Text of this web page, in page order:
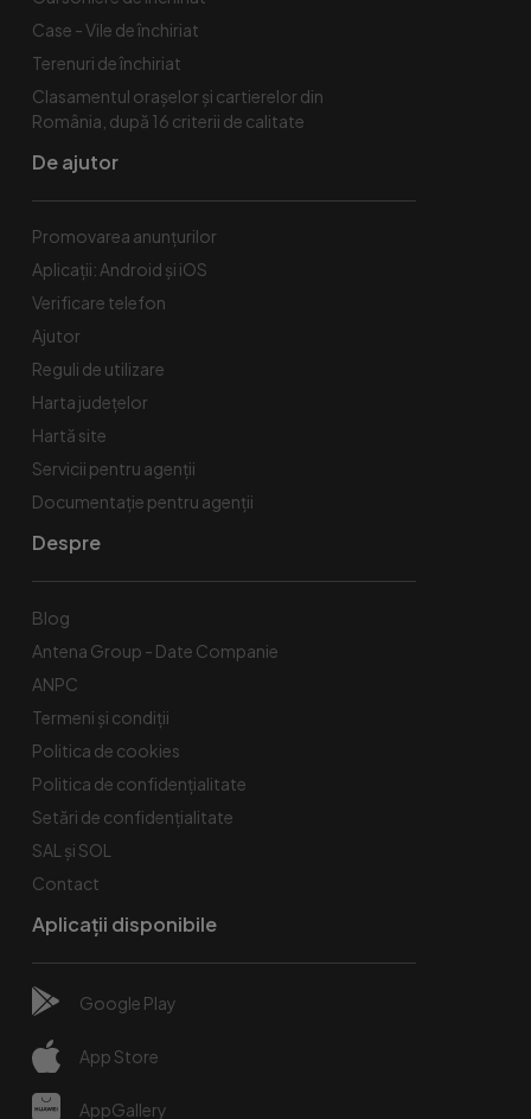
Case - Vile de închiriat
Terenuri de închiriat
Clasamentul orașelor și cartierelor din
România, după 16 criterii de calitate
De ajutor
Promovarea anunțurilor
Aplicații: Android și iOS
Verificare telefon
Ajutor
Reguli de utilizare
Harta județelor
Hartă site
Servicii pentru agenții
Documentație pentru agenții
Despre
Blog
Antena Group - Date Companie
ANPC
Termeni și condiții
Politica de cookies
Politica de confidențialitate
Setări de confidențialitate
SAL și SOL
Contact
Aplicații disponibile
Google Play
App Store
AppGallery